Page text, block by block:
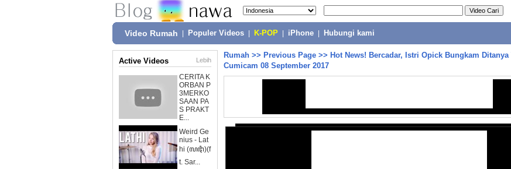
Video Rumah Populer Videos K-POP iPhone Hubungi kami
Active Videos Lebih
CERITA K
ORBAN P
3MERKO
SAAN PA
S PRAKT
E...
Weird Ge
nius - Lat
hi (ꦭꦛꦶ)(f
t. Sar...
Rumah >> Previous Page >> Hot News! Bercadar, Istri Opick Bungkam Ditanya
Cumicam 08 September 2017